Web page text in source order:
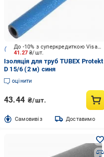
41.27₴/шт.
До -10% з суперкредиткою Visa Вигода
Ізоляція для труб TUBEX Protekt
D 15/6 (2 м) синя
оцінити
43.44 ₴/шт.
Cамовивіз Доставимо